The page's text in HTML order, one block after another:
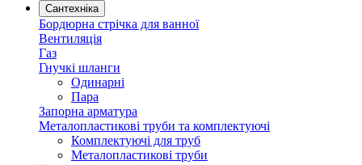
Сантехніка
Бордюрна стрічка для ванної
Вентиляція
Газ
Гнучкі шланги
Одинарні
Пара
Запорна арматура
Металопластикові труби та комплектуючі
Комплектуючі для труб
Металопластикові труби